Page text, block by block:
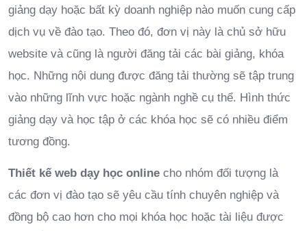
giảng dạy hoặc bất kỳ doanh nghiệp nào muốn cung cấp
dịch vụ về đào tạo. Theo đó, đơn vị này là chủ sở hữu
website và cũng là người đăng tải các bài giảng, khóa
học. Những nội dung được đăng tải thường sẽ tập trung
vào những lĩnh vực hoặc ngành nghề cụ thể. Hình thức
giảng dạy và học tập ở các khóa học sẽ có nhiều điểm
tương đồng.
Thiết kế web dạy học online cho nhóm đối tượng là
các đơn vị đào tạo sẽ yêu cầu tính chuyên nghiệp và
đồng bộ cao hơn cho mọi khóa học hoặc tài liệu được